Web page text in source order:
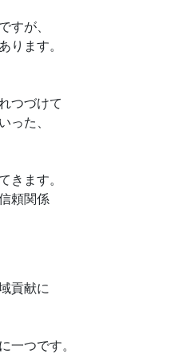
が、
ます。
つづけて
った、
ます。
頼関係
貢献に
つです。